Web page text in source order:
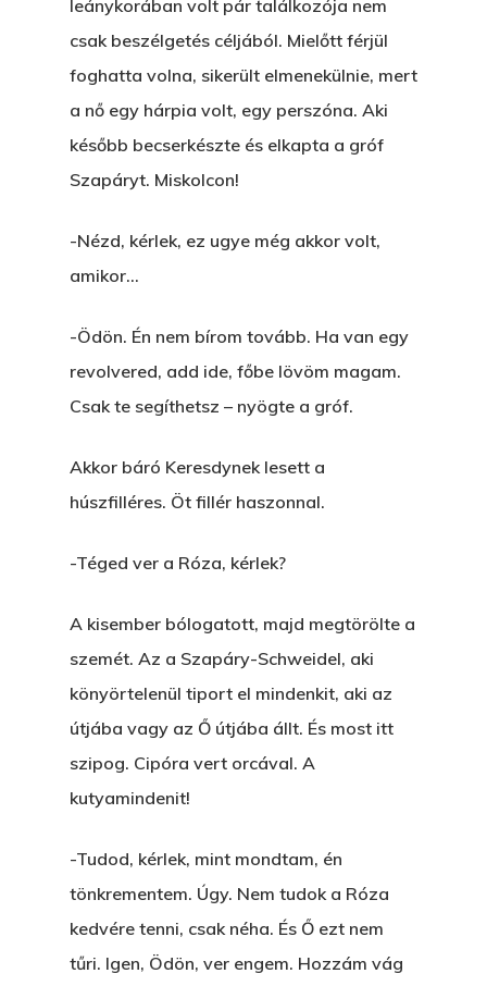
leánykorában volt pár találkozója nem
csak beszélgetés céljából. Mielőtt férjül
foghatta volna, sikerült elmenekülnie, mert
a nő egy hárpia volt, egy perszóna. Aki
később becserkészte és elkapta a gróf
Szapáryt. Miskolcon!
-Nézd, kérlek, ez ugye még akkor volt,
amikor…
-Ödön. Én nem bírom tovább. Ha van egy
revolvered, add ide, főbe lövöm magam.
Csak te segíthetsz – nyögte a gróf.
Akkor báró Keresdynek lesett a
húszfilléres. Öt fillér haszonnal.
-Téged ver a Róza, kérlek?
A kisember bólogatott, majd megtörölte a
szemét. Az a Szapáry-Schweidel, aki
könyörtelenül tiport el mindenkit, aki az
útjába vagy az Ő útjába állt. És most itt
szipog. Cipóra vert orcával. A
kutyamindenit!
-Tudod, kérlek, mint mondtam, én
tönkrementem. Úgy. Nem tudok a Róza
kedvére tenni, csak néha. És Ő ezt nem
tűri. Igen, Ödön, ver engem. Hozzám vág